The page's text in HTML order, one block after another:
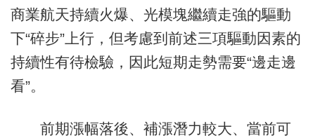
商業航天持續火爆、光模塊繼續走強的驅動
下“碎步”上行，但考慮到前述三項驅動因素的
持續性有待檢驗，因此短期走勢需要“邊走邊
看”。
前期漲幅落後、補漲潛力較大、當前可